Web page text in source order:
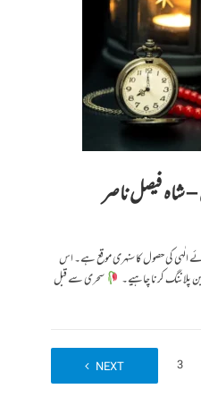
– شاہ فیصل ناصر
الٰہی کی حصول کا سنہری موقع ہے۔ اس
پلاننگ کرنا چاہیے۔
سحری سے قبل
3
NEXT